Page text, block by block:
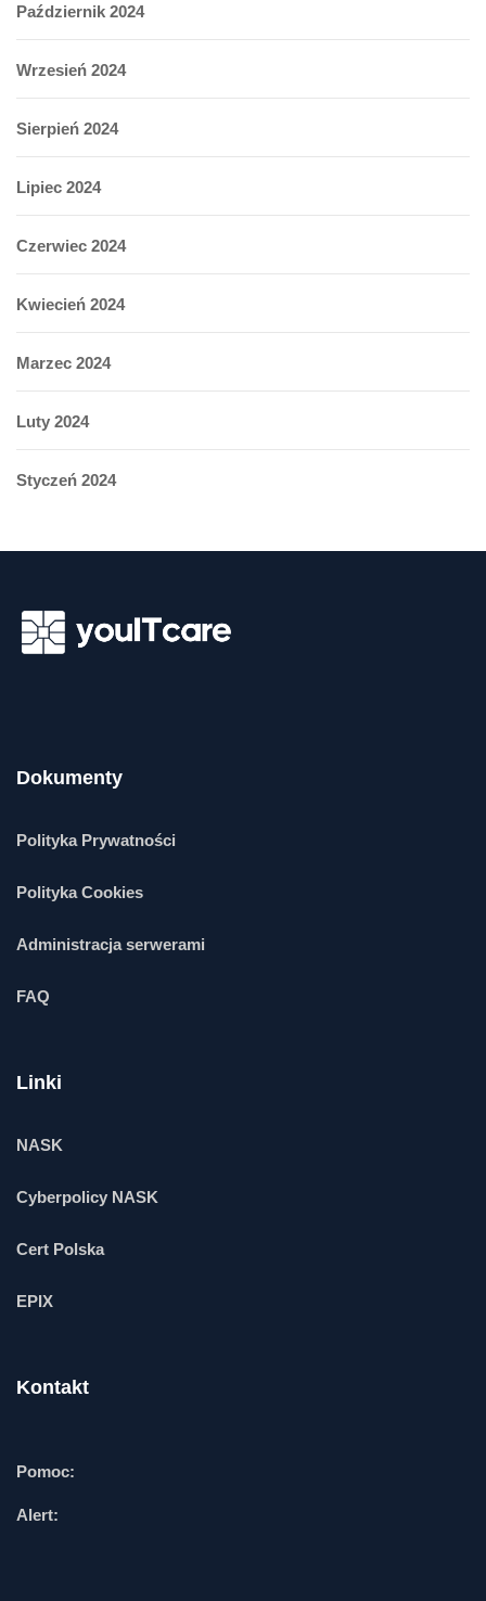
Październik 2024
Wrzesień 2024
Sierpień 2024
Lipiec 2024
Czerwiec 2024
Kwiecień 2024
Marzec 2024
Luty 2024
Styczeń 2024
Dokumenty
Polityka Prywatności
Polityka Cookies
Administracja serwerami
FAQ
Linki
NASK
Cyberpolicy NASK
Cert Polska
EPIX
Kontakt
Pomoc:
Alert: